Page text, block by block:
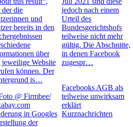
der die
und
bereits in den
über
jeweilige Website
können. Der
is…
in Googles
der
jedoch nach einem
Urteil des
Bundesgerichtshofs
teilweise nicht mehr
gültig. Die Abschnitte,
in denen Facebook
zugespr…
Facebooks AGB als
teilweise unwirksam
erklärt
Kurznachrichten